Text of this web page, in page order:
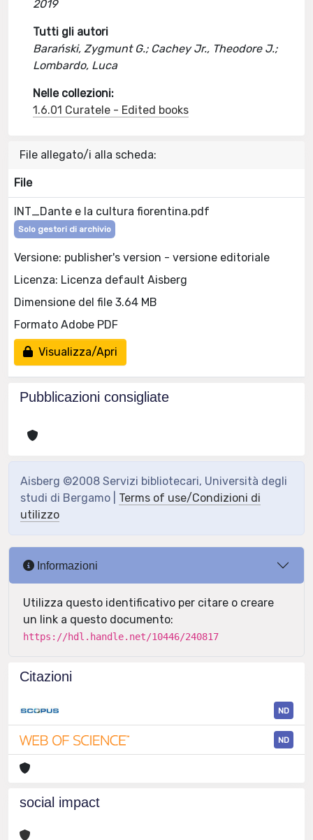
2019
Tutti gli autori
Barański, Zygmunt G.; Cachey Jr., Theodore J.;
Lombardo, Luca
Nelle collezioni:
1.6.01 Curatele - Edited books
File allegato/i alla scheda:
File
INT_Dante e la cultura fiorentina.pdf
Solo gestori di archivio
Versione: publisher's version - versione editoriale
Licenza: Licenza default Aisberg
Dimensione del file 3.64 MB
Formato Adobe PDF
Visualizza/Apri
Pubblicazioni consigliate
Aisberg ©2008 Servizi bibliotecari, Università degli
studi di Bergamo | Terms of use/Condizioni di
utilizzo
Informazioni
Utilizza questo identificativo per citare o creare
un link a questo documento:
https://hdl.handle.net/10446/240817
Citazioni
ND
ND
social impact